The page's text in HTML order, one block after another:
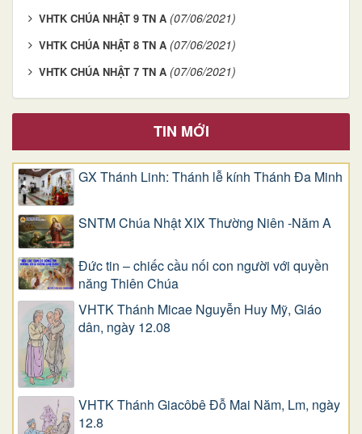
VHTK CHÚA NHẬT 9 TN A (07/06/2021)
VHTK CHÚA NHẬT 8 TN A (07/06/2021)
VHTK CHÚA NHẬT 7 TN A (07/06/2021)
TIN MỚI
GX Thánh Linh: Thánh lễ kính Thánh Đa Minh
SNTM Chúa Nhật XIX Thường Niên -Năm A
Đức tin – chiếc cầu nối con người với quyền
năng Thiên Chúa
VHTK Thánh Micae Nguyễn Huy Mỹ, Giáo
dân, ngày 12.08
VHTK Thánh Giacôbê Ðỗ Mai Năm, Lm, ngày
12.8